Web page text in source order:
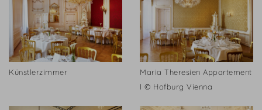
Künstlerzimmer
Maria Theresien Appartement
I © Hofburg Vienna